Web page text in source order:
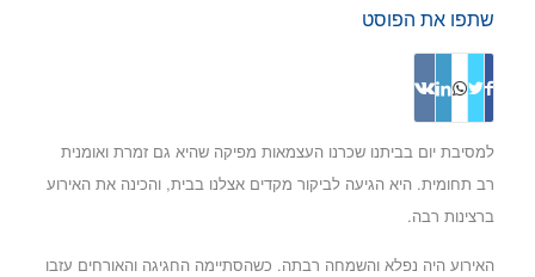
שתפו את הפוסט
למסיבת יום בביתנו שכרנו העצמאות מפיקה שהיא גם זמרת ואומנית
רב תחומית. היא הגיעה לביקור מקדים אצלנו בבית, והכינה את האירוע
ברצינות רבה.
האירוע היה נפלא והשמחה רבתה. כשהסתיימה החגיגה והאורחים עזבו